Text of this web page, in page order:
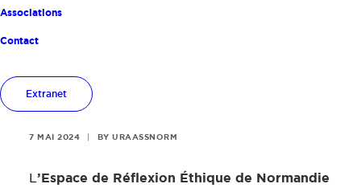
Associations
Contact
Extranet
Groupes d’Ethique
Territoriaux
Normands
7 MAI 2024 BY URAASSNORM
L ’Espace de Réflexion Éthique de Normandie